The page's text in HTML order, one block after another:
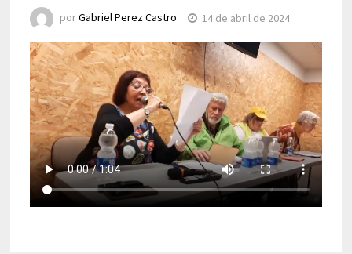
porGabriel Perez Castro 14 de abril de 2024